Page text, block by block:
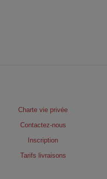
Charte vie privée
Contactez-nous
Inscription
Tarifs livraisons